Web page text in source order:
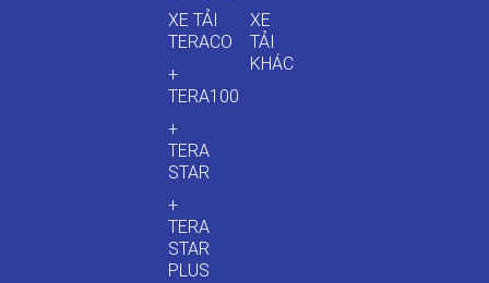
XE TẢI
TERACO
+
TERA100
+
TERA
STAR
+
TERA
STAR
PLUS
XE
TẢI
KHÁC